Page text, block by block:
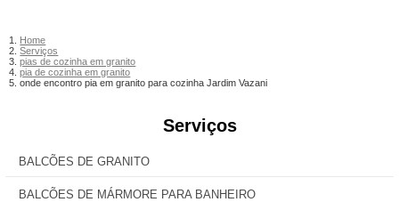
Home
Serviços
pias de cozinha em granito
pia de cozinha em granito
onde encontro pia em granito para cozinha Jardim Vazani
Serviços
BALCÕES DE GRANITO
BALCÕES DE MÁRMORE PARA BANHEIRO